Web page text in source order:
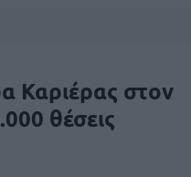
Καριέρας στον
θέσεις